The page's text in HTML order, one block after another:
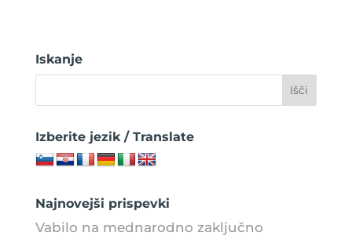
Iskanje
Izberite jezik / Translate
Najnovejši prispevki
Vabilo na mednarodno zaključno